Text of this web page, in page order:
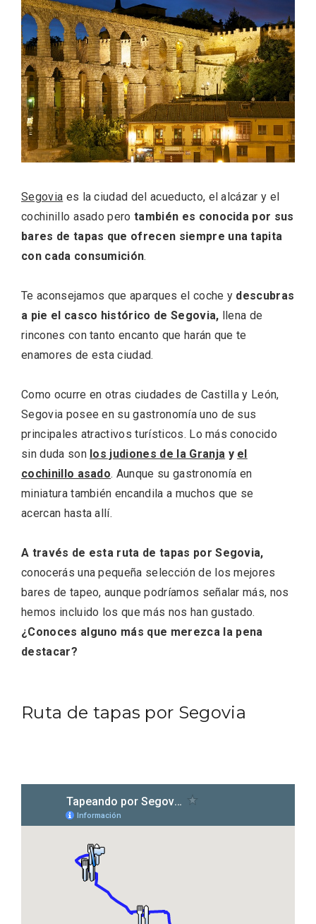
Segovia es la ciudad del acueducto, el alcázar y el
cochinillo asado perotambién es conocida por sus
bares de tapas que ofrecen siempre una tapita
con cada consumición.
Te aconsejamos que aparques el coche y descubras
a pie el casco histórico de Segovia, llena de
rincones con tanto encanto que harán que te
enamores de esta ciudad.
Como ocurre en otras ciudades de Castilla y León,
Segovia posee en su gastronomía uno de sus
principales atractivos turísticos. Lo más conocido
sin duda son los judiones de la Granja y el
cochinillo asado. Aunque su gastronomía en
miniatura también encandila a muchos que se
acercan hasta allí.
A través de esta ruta de tapas por Segovia,
conocerás una pequeña selección de los mejores
bares de tapeo, aunque podríamos señalar más, nos
hemos incluido los que más nos han gustado.
¿Conoces alguno más que merezca la pena
destacar?
Ruta de tapas por Segovia
ACCEDER
Ultimas entradas
Fiesta de los Fueros 2026 de Sepúlveda
y Feria de Artesanía